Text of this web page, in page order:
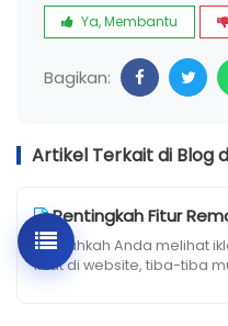
Ya, Membantu
Bagikan:
Artikel Terkait di Blog
Pentingkah Fitur
Pernahkah Anda melihat
lihat di website, tiba-tiba